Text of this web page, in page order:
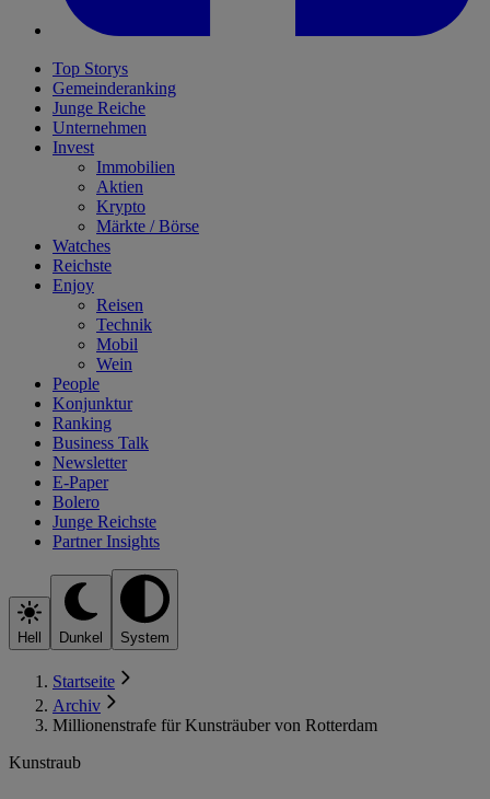
Top Storys
Gemeinderanking
Junge Reiche
Unternehmen
Invest
Immobilien
Aktien
Krypto
Märkte / Börse
Watches
Reichste
Enjoy
Reisen
Technik
Mobil
Wein
People
Konjunktur
Ranking
Business Talk
Newsletter
E-Paper
Bolero
Junge Reichste
Partner Insights
Hell Dunkel System
Startseite
Archiv
Millionenstrafe für Kunsträuber von Rotterdam
Kunstraub